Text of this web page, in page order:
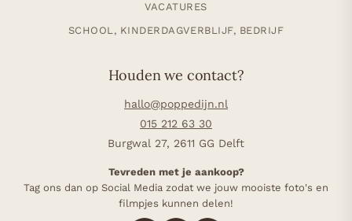
VACATURES
SCHOOL, KINDERDAGVERBLIJF, BEDRIJF
Houden we contact?
hallo@poppedijn.nl
015 212 63 30
Burgwal 27, 2611 GG Delft
Tevreden met je aankoop?
Tag ons dan op Social Media zodat we jouw mooiste foto's en
filmpjes kunnen delen!